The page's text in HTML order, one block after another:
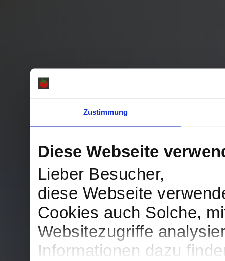
Zustimmung
Diese Webseite
Lieber Besucher,
diese Webseite
Cookies auch Solche,
Websitezugriffe
Informationen dazu